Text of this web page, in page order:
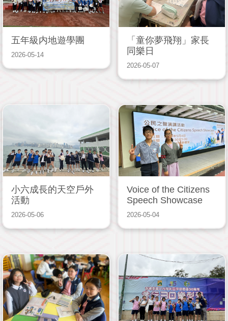
五年級内地遊學團
2026-05-14
「童你夢飛翔」家長
同樂日
2026-05-07
小六成長的天空戶外
活動
2026-05-06
Voice of the Citizens
Speech Showcase
2026-05-04